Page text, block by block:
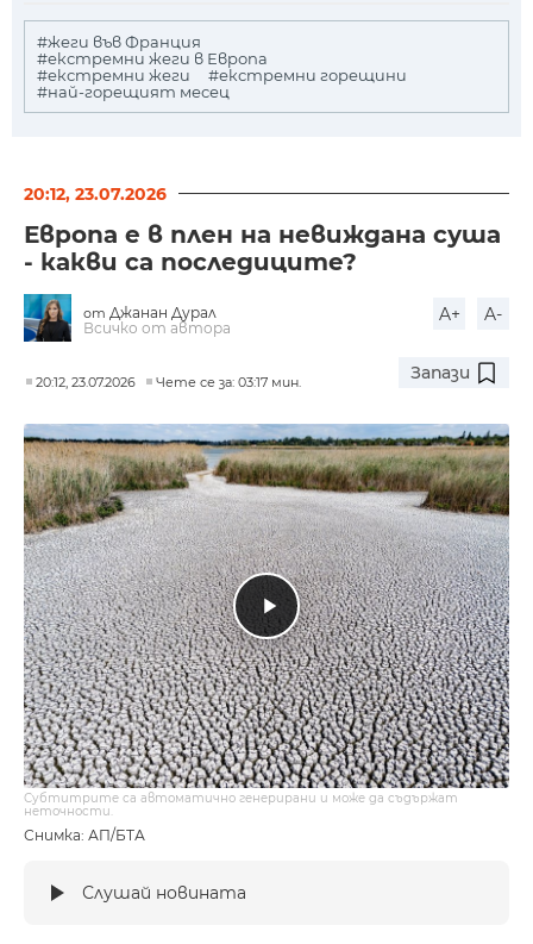
#жеги във Франция
#екстремни жеги в Европа
#екстремни жеги
#екстремни горещини
#най-горещият месец
20:12, 23.07.2026
Европа е в плен на невиждана суша
- какви са последиците?
от Джанан Дурал
Всичко от автора
A+ A-
20:12, 23.07.2026 Чете се за: 03:17 мин. Запази
Снимка: АП/БТА
Субтитрите са автоматично генерирани и може да съдържат
неточности.
Слушай новината